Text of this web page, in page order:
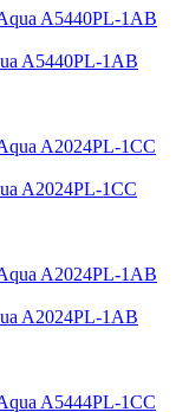
A5440PL-1AB
A2024PL-1CC
A2024PL-1AB